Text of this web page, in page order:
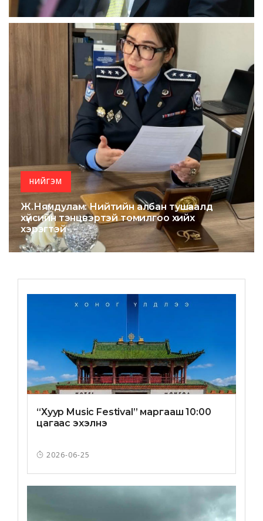
НИЙГЭМ
Ж.Нямдулам: Нийтийн албан тушаалд
хүйсийн тэнцвэртэй томилгоо хийх
хэрэгтэй
“Хуур Music Festival” маргааш 10:00
цагаас эхэлнэ
2026-06-25